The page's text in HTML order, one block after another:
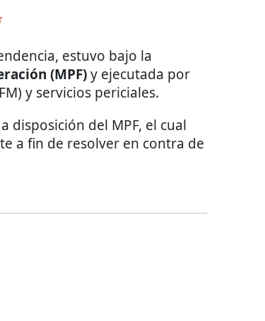
estuvo bajo la
(MPF)y ejecutada por
y servicios periciales.
disposición del MPF, el cual
a fin de resolver en contra de